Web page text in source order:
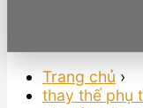
Trang chủ ›
thay thế phụ